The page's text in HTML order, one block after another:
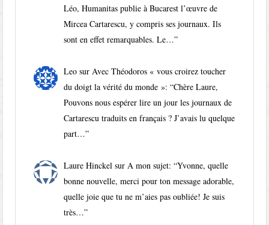
Léo, Humanitas publie à Bucarest l’œuvre de
Mircea Cartarescu, y compris ses journaux. Ils
sont en effet remarquables. Le…”
Leo sur Avec Théodoros « vous croirez toucher
du doigt la vérité du monde »: “Chère Laure,
Pouvons nous espérer lire un jour les journaux de
Cartarescu traduits en français ? J’avais lu quelque
part…”
Laure Hinckel sur A mon sujet: “Yvonne, quelle
bonne nouvelle, merci pour ton message adorable,
quelle joie que tu ne m’aies pas oubliée! Je suis
très…”